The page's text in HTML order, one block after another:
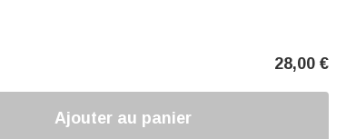
28,00 €
Ajouter au panier